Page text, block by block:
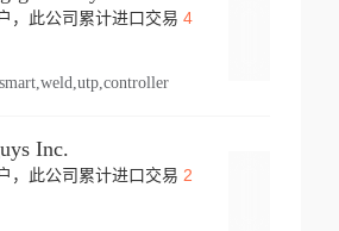
，此公司累计进口交易 4
Inc.
，此公司累计进口交易 2